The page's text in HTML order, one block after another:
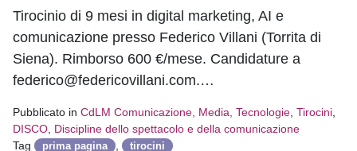
Tirocinio di 9 mesi in digital marketing, AI e
comunicazione presso Federico Villani (Torrita di
Siena). Rimborso 600 €/mese. Candidature a
federico@federicovillani.com.…
Pubblicato in CdLM Comunicazione, Media, Tecnologie, Tirocini,
DISCO, Discipline dello spettacolo e della comunicazione
Tag
prima pagina , tirocini